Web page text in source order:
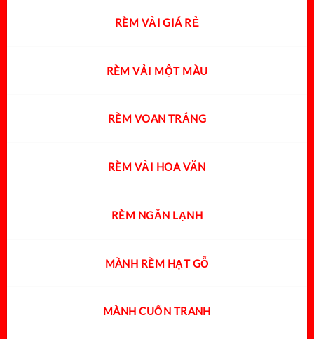
RÈM VẢI GIÁ RẺ
RÈM VẢI MỘT MÀU
RÈM VOAN TRẮNG
RÈM VẢI HOA VĂN
RÈM NGĂN LẠNH
MÀNH RÈM HẠT GỖ
MÀNH CUỐN TRANH